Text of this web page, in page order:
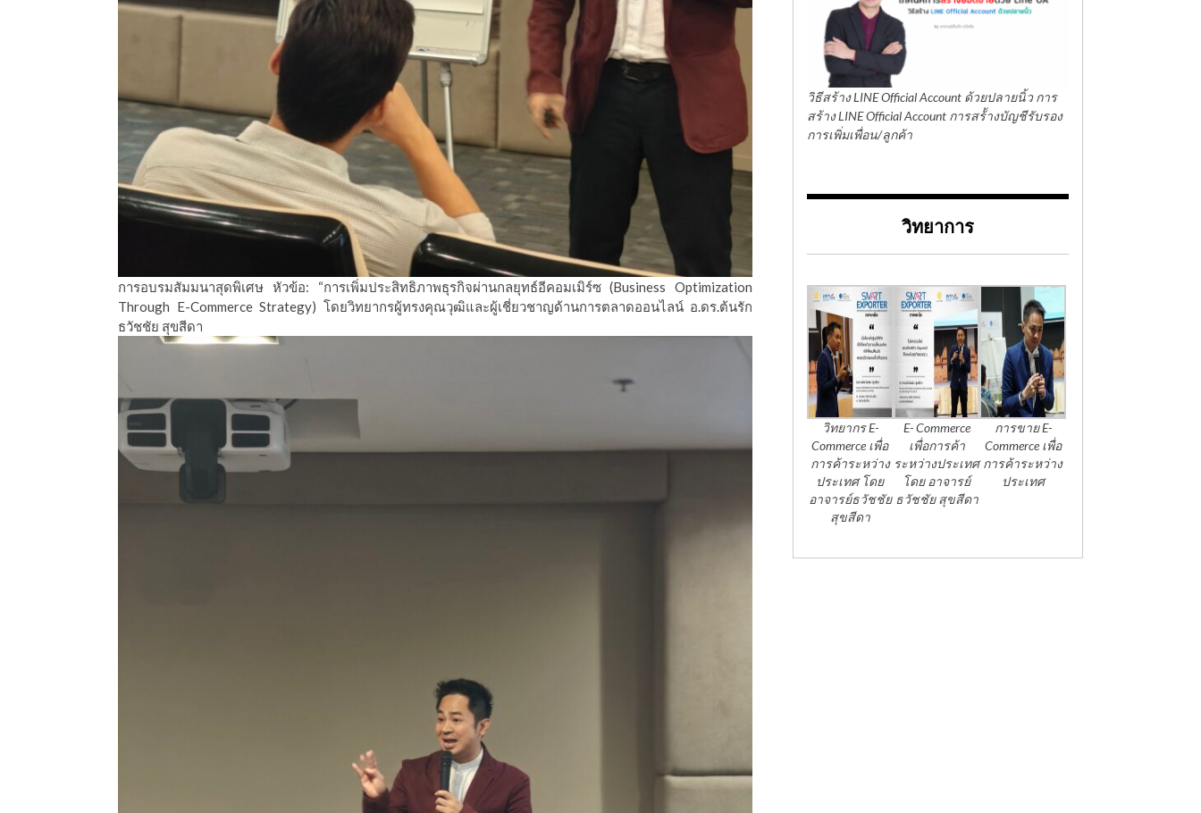
การอบรมสัมมนาสุดพิเศษ หัวข้อ: “การเพิ่มประสิทธิภาพธุรกิจผ่านกลยุทธ์อีคอมเมิร์ซ (Business Optimization
Through E-Commerce Strategy) โดยวิทยากรผู้ทรงคุณวุฒิและผู้เชี่ยวชาญด้านการตลาดออนไลน์ อ.ดร.ต้นรัก
ธวัชชัย สุขสีดา
วิธีสร้าง LINE Official Account ด้วยปลายนิ้ว การ
สร้าง LINE Official Account การสร้้างบัญชีรับรอง
การเพิ่มเพื่อน/ลูกค้า
วิทยาการ
วิทยากร E-
Commerce เพื่อ
การค้าระหว่าง
ประเทศ โดย
อาจารย์ธวัชชัย
สุขสีดา
E- Commerce
เพื่อการค้า
ระหว่างประเทศ
โดย อาจารย์
ธวัชชัย สุขสีดา
การขาย E-
Commerce เพื่อ
การค้าระหว่าง
ประเทศ